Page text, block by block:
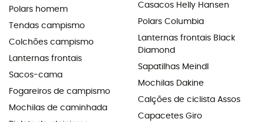
Polars homem
Tendas campismo
Colchões campismo
Lanternas frontais
Sacos-cama
Fogareiros de campismo
Mochilas de caminhada
Casacos Helly Hansen
Polars Columbia
Lanternas frontais Black
Diamond
Sapatilhas Meindl
Mochilas Dakine
Calções de ciclista Assos
Capacetes Giro